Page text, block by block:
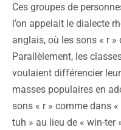
Ces groupes de
l’on appelait le dialecte
anglais, où les sons « r
Parallèlement, les
voulaient différencier
masses populaires en
sons « r » comme dans
tuh » au lieu de « win-ter